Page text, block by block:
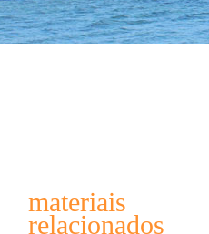
materiais
relacionados